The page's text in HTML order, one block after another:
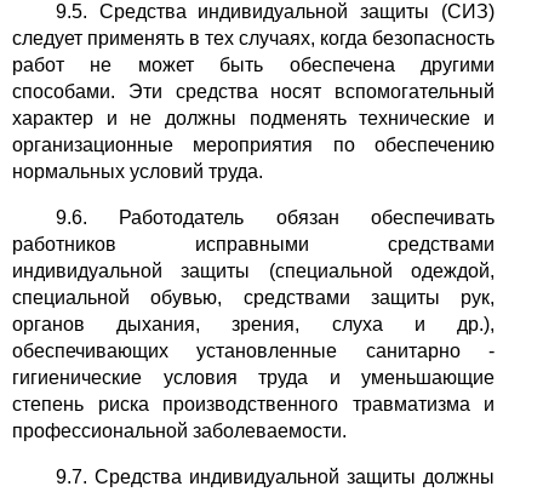
9.5. Средства индивидуальной защиты (СИЗ)
следует применять в тех случаях, когда безопасность
работ не может быть обеспечена другими
способами. Эти средства носят вспомогательный
характер и не должны подменять технические и
организационные мероприятия по обеспечению
нормальных условий труда.
9.6. Работодатель обязан обеспечивать
работников исправными средствами
индивидуальной защиты (специальной одеждой,
специальной обувью, средствами защиты рук,
органов дыхания, зрения, слуха и др.),
обеспечивающих установленные санитарно -
гигиенические условия труда и уменьшающие
степень риска производственного травматизма и
профессиональной заболеваемости.
9.7. Средства индивидуальной защиты должны